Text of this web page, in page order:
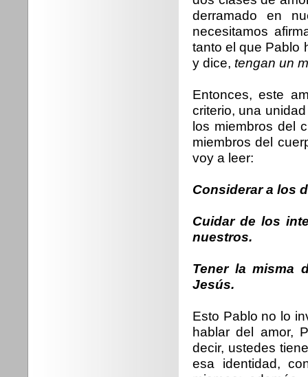
derramado en
necesitamos
tanto el que Pablo
y dice, tengan un
Entonces, este
criterio, una
los miembros del
miembros del
voy a leer:
Considerar a los
Cuidar de los
nuestros.
Tener la misma
Jesús.
Esto Pablo no lo
hablar del amor,
decir, ustedes
esa identidad,